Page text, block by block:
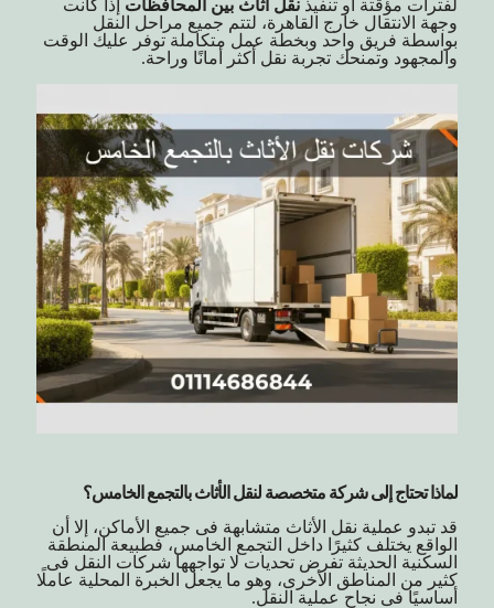
لفترات مؤقتة أو تنفيذ نقل أثاث بين المحافظات إذا كانت
وجهة الانتقال خارج القاهرة، لتتم جميع مراحل النقل
بواسطة فريق واحد وبخطة عمل متكاملة توفر عليك الوقت
والمجهود وتمنحك تجربة نقل أكثر أمانًا وراحة.
لماذا تحتاج إلى شركة متخصصة لنقل الأثاث بالتجمع الخامس؟
قد تبدو عملية نقل الأثاث متشابهة فى جميع الأماكن، إلا أن
الواقع يختلف كثيرًا داخل التجمع الخامس، فطبيعة المنطقة
السكنية الحديثة تفرض تحديات لا تواجهها شركات النقل فى
كثير من المناطق الأخرى، وهو ما يجعل الخبرة المحلية عاملًا
أساسيًا فى نجاح عملية النقل.